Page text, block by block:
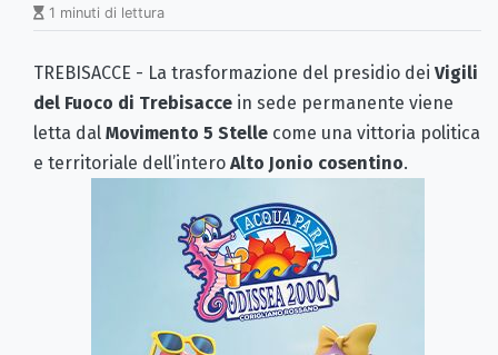
1 minuti di lettura
TREBISACCE - La trasformazione del presidio dei Vigili
del Fuoco di Trebisacce in sede permanente viene
letta dal Movimento 5 Stelle come una vittoria politica
e territoriale dell’intero Alto Jonio cosentino.